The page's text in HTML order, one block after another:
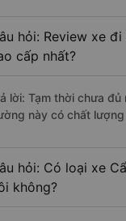
hỏi: Review xe
cấp nhất?
lời: Tạm thời chưa
này có chất
hỏi: Có loại xe
không?